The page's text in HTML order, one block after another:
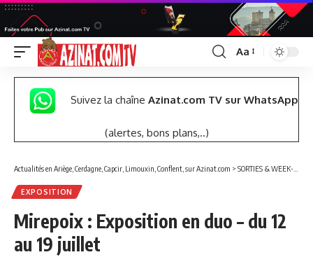
Font
Resizer
Aa
Suivez la chaîne Azinat.com TV sur WhatsApp
(alertes, bons plans,..)
Actualités en Ariège, Cerdagne, Capcir, Limouxin, Conflent, sur Azinat.com > SORTIES & WEEK-END
EXPOSITION
Mirepoix : Exposition en duo – du 12
au 19 juillet